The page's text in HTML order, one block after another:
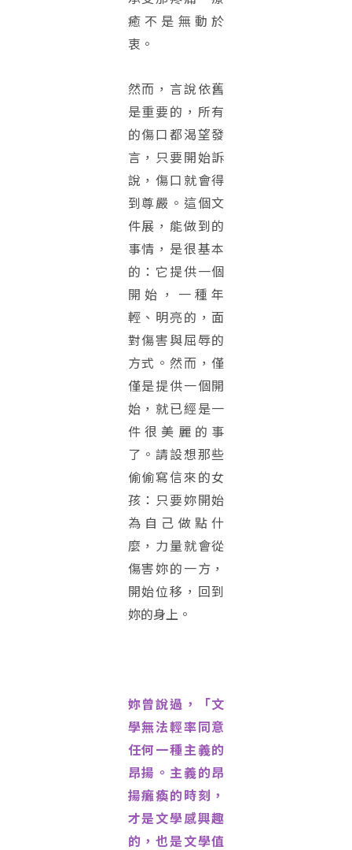
癒不是無動於
衷。
然而，言說依舊
是重要的，所有
的傷口都渴望發
言，只要開始訴
說，傷口就會得
到尊嚴。這個文
件展，能做到的
事情，是很基本
的：它提供一個
開始，一種年
輕、明亮的，面
對傷害與屈辱的
方式。然而，僅
僅是提供一個開
始，就已經是一
件很美麗的事
了。請設想那些
偷偷寫信來的女
孩：只要妳開始
為自己做點什
麼，力量就會從
傷害妳的一方，
開始位移，回到
妳的身上。
妳曾說過，「文
學無法輕率同意
任何一種主義的
昂揚。主義的昂
揚癱瘓的時刻，
才是文學感興趣
的，也是文學值